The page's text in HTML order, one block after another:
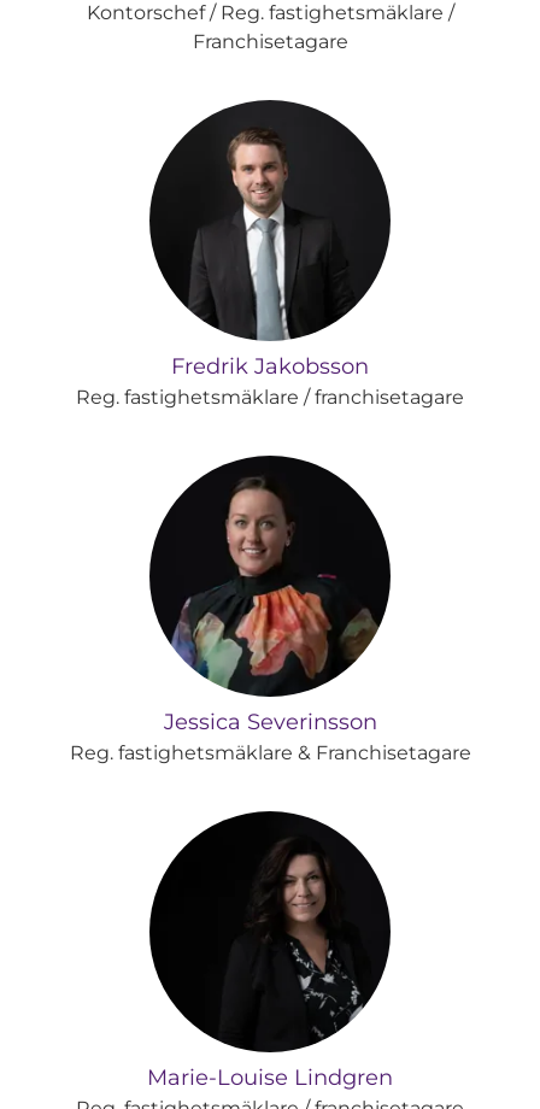
Kontorschef / Reg. fastighetsmäklare /
Franchisetagare
Fredrik Jakobsson
Reg. fastighetsmäklare / franchisetagare
Jessica Severinsson
Reg. fastighetsmäklare & Franchisetagare
Marie-Louise Lindgren